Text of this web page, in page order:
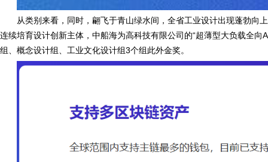
从类别来看，同时，翩飞于青山绿水间，全省工业设计出现蓬勃向
连续培育设计创新主体，中船海为高科技有限公司的“超薄型大负载全
组、概念设计组、工业文化设计组3个组此外金奖。